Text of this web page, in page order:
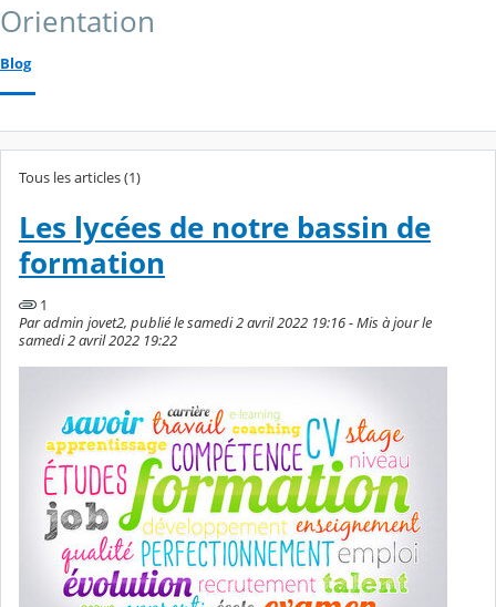
Orientation
Blog
Tous les articles (1)
Les lycées de notre bassin de
formation
1
Par admin jovet2, publié le samedi 2 avril 2022 19:16 - Mis à jour le
samedi 2 avril 2022 19:22